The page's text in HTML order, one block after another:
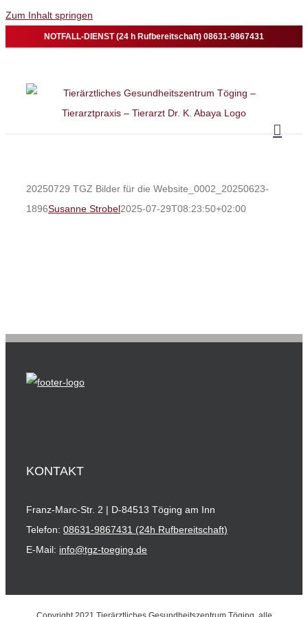
Zum Inhalt springen
NOTFALL-DIENST (24 h Rufbereitschaft) 08631-9867431
20250729 TGZ Bilder für die Website_0002_20250623-
1896Susanne Strobel2025-07-29T08:23:50+02:00
KONTAKT
Franz-Marc-Str. 2 | D-84513 Töging am Inn
Telefon: 08631-9867431 (24h Rufbereitschaft)
E-Mail: info@tgz-toeging.de